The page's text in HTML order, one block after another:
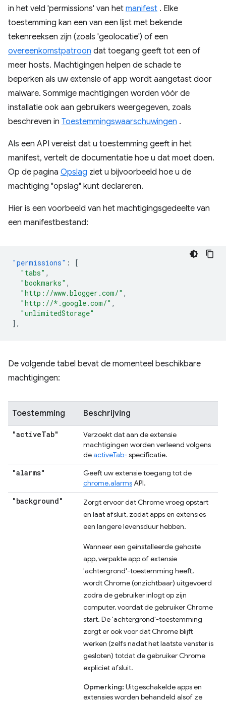
in het veld 'permissions' van het manifest . Elke
toestemming kan een van een lijst met bekende
tekenreeksen zijn (zoals 'geolocatie') of een
overeenkomstpatroon dat toegang geeft tot een of
meer hosts. Machtigingen helpen de schade te
beperken als uw extensie of app wordt aangetast door
malware. Sommige machtigingen worden vóór de
installatie ook aan gebruikers weergegeven, zoals
beschreven in Toestemmingswaarschuwingen .
Als een API vereist dat u toestemming geeft in het
manifest, vertelt de documentatie hoe u dat moet doen.
Op de pagina Opslag ziet u bijvoorbeeld hoe u de
machtiging "opslag" kunt declareren.
Hier is een voorbeeld van het machtigingsgedeelte van
een manifestbestand:
"permissions" :
[
"tabs" ,
"bookmarks" ,
"http://www.blogger.com/" ,
"http://*.google.com/" ,
"unlimitedStorage"
],
De volgende tabel bevat de momenteel beschikbare
machtigingen:
Toestemming Beschrijving
"activeTab"
Verzoekt dat aan de extensie
machtigingen worden verleend volgens
deactiveTab-specificatie.
"alarms"
Geeft uw extensie toegang tot de
chrome.alarmsAPI.
"background"
Zorgt ervoor dat Chrome vroeg opstart
en laat afsluit, zodat apps en extensies
een langere levensduur hebben.
Wanneer een geïnstalleerde gehoste
app, verpakte app of extensie
'achtergrond'-toestemming heeft,
wordt Chrome (onzichtbaar) uitgevoerd
zodra de gebruiker inlogt op zijn
computer, voordat de gebruiker Chrome
start. De 'achtergrond'-toestemming
zorgt er ook voor dat Chrome blijft
werken (zelfs nadat het laatste venster is
gesloten) totdat de gebruiker Chrome
expliciet afsluit.
Opmerking: Uitgeschakelde apps en
extensies worden behandeld alsof ze